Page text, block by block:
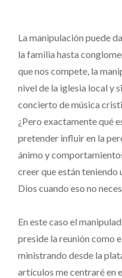
La manipulación puede
la familia hasta
que nos compete, la
nivel de la iglesia local y
concierto de música
¿Pero exactamente qué
pretender influir en la
ánimo y
creer que están teniendo
Dios cuando eso no
En este caso el
preside la reunión como
ministrando desde la
artículos me centraré en